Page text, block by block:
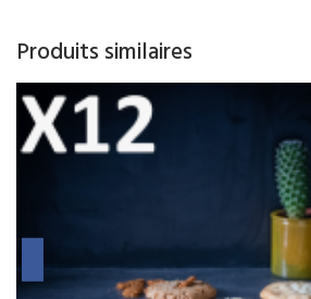
Produits similaires